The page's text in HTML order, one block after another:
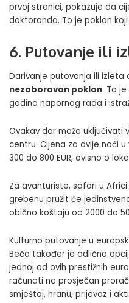
prvoj stranici, pokazuje da
doktoranda. To je poklon
6. Putovanje ili
Darivanje putovanja ili
nezaboravan poklon. To
godina napornog rada i
Ovakav dar može uključivati
centru. Cijena za dvije noći
300 do 800 EUR, ovisno o
Za avanturiste, safari u Africi
grebenu pružit će
obično koštaju od 2000 do
Kulturno putovanje u
Beča također je odlična
jednoj od ovih prestižnih
računati na prosječan
smještaj, hranu, prijevoz i